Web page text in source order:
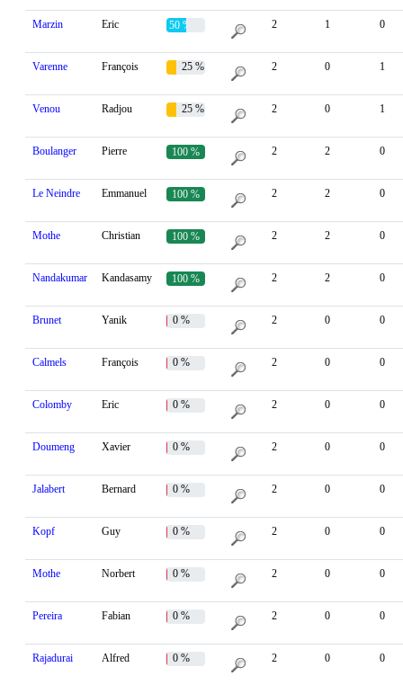
Marzin Eric 50 % 2 1 0
Varenne François 25 % 2 0 1
Venou Radjou 25 % 2 0 1
Boulanger Pierre 100 % 2 2 0
Le Neindre Emmanuel 100 % 2 2 0
Mothe Christian 100 % 2 2 0
Nandakumar Kandasamy 100 % 2 2 0
Brunet Yanik 0 % 2 0 0
Calmels François 0 % 2 0 0
Colomby Eric 0 % 2 0 0
Doumeng Xavier 0 % 2 0 0
Jalabert Bernard 0 % 2 0 0
Kopf Guy 0 % 2 0 0
Mothe Norbert 0 % 2 0 0
Pereira Fabian 0 % 2 0 0
Rajadurai Alfred 0 % 2 0 0